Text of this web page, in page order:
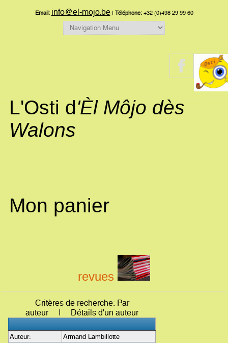
Email: info@el-mojo.be| Téléphone:+32 (0)498 29 99 60
L'Osti d'Èl Môjo dès
Walons
Mon panier
revues
Critères de recherche: Par
auteur | Détails d'un auteur
Auteur:
Armand Lambillotte